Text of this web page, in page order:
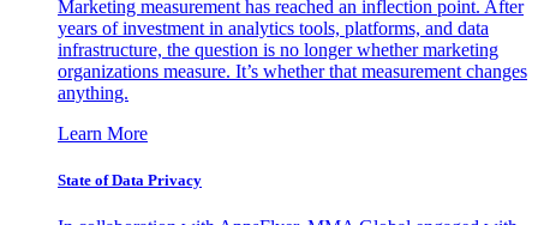
Marketing measurement has reached an inflection point. After
years of investment in analytics tools, platforms, and data
infrastructure, the question is no longer whether marketing
organizations measure. It’s whether that measurement changes
anything.
Learn More
State of Data Privacy